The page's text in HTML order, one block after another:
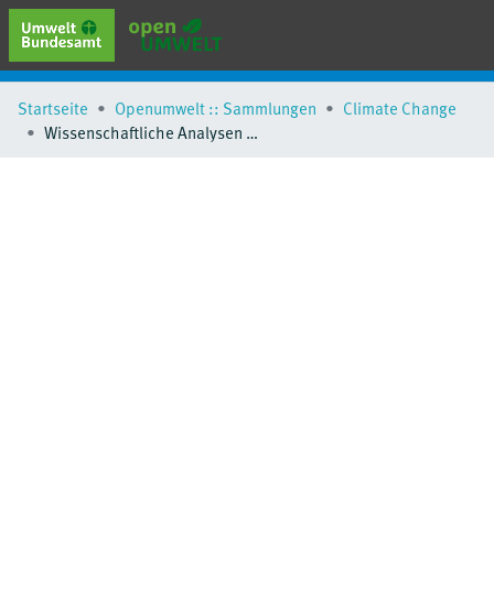
erweiterte Suche
Browse
Startseite Openumwelt :: Sammlungen
Climate Change
Wissenschaftliche Analysen zu ausgewählten Aspekten der Statistik erneuerbarer Energien und zur Unterstützung der Arbeitsgruppe Erneuerbare Energien-Statistik - Fachbericht Wasserkraft